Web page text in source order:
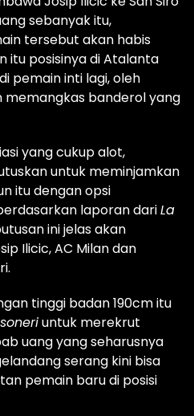
sebanyak itu,
tersebut akan habis
itu posisinya di Atalanta
pemain inti lagi, oleh
memangkas banderol yang
yang cukup alot,
untuk meminjamkan
itu dengan opsi
laporan dariLa
ini jelas akan
Ilicic, AC Milan dan
tinggi badan 190cm itu
untuk merekrut
uang yang seharusnya
serang kini bisa
pemain baru di posisi